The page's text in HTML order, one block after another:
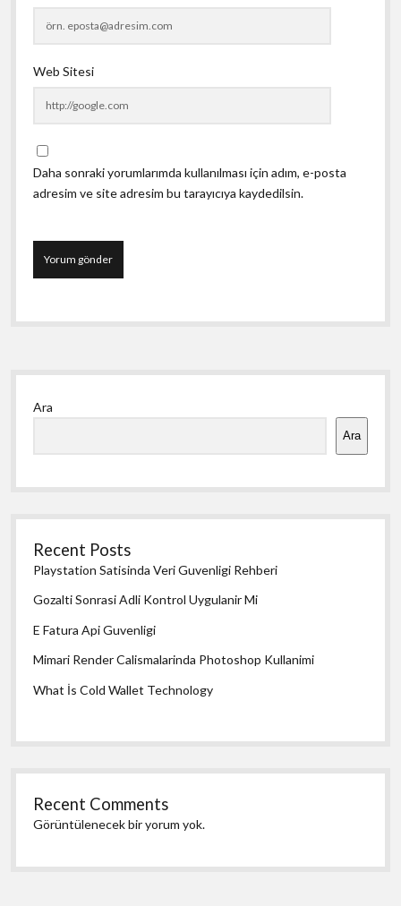
Web Sitesi
Daha sonraki yorumlarımda kullanılması için adım, e-posta
adresim ve site adresim bu tarayıcıya kaydedilsin.
Yan
Menü
Ara
Ara
Recent Posts
Playstation Satisinda Veri Guvenligi Rehberi
Gozalti Sonrasi Adli Kontrol Uygulanir Mi
E Fatura Api Guvenligi
Mimari Render Calismalarinda Photoshop Kullanimi
What İs Cold Wallet Technology
Recent Comments
Görüntülenecek bir yorum yok.